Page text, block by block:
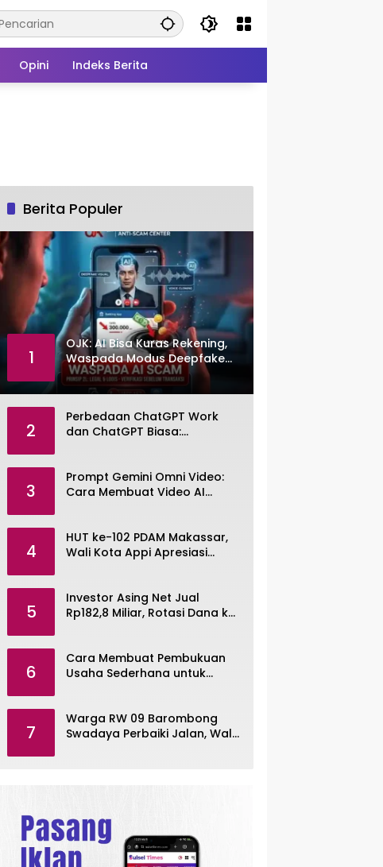
Opini Indeks Berita
Berita Populer
1
OJK: AI Bisa Kuras Rekening,
Waspada Modus Deepfake
dan Voice Cloning
2
Perbedaan ChatGPT Work
dan ChatGPT Biasa:
3
Prompt Gemini Omni Video:
Cara Membuat Video AI
4
HUT ke-102 PDAM Makassar,
Wali Kota Appi Apresiasi
5
Investor Asing Net Jual
Rp182,8 Miliar, Rotasi Dana ke
6
Cara Membuat Pembukuan
Usaha Sederhana untuk
7
Warga RW 09 Barombong
Swadaya Perbaiki Jalan, Wali